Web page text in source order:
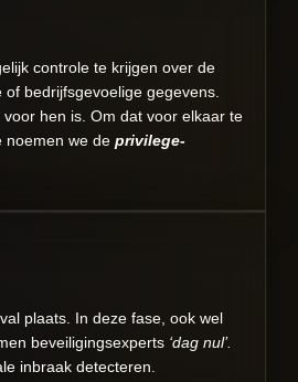
controle te krijgen over de
bedrijfsgevoelige gegevens.
hen is. Om dat voor elkaar te
noemen we de privilege-
plaats. In deze fase, ook wel
beveiligingsexperts ‘dag nul’.
inbraak detecteren.